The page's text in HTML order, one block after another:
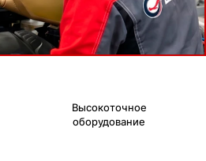
Высокоточное
оборудование